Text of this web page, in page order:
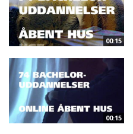
00:15
00:15